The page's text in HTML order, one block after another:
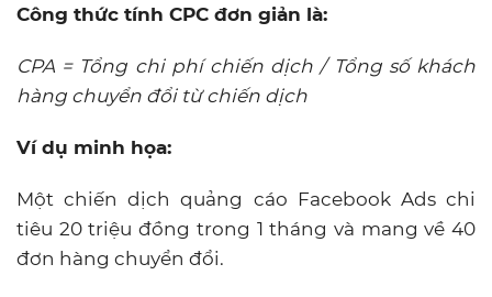
Công thức tính CPC đơn giản là:
CPA = Tổng chi phí chiến dịch / Tổng số khách
hàng chuyển đổi từ chiến dịch
Ví dụ minh họa:
Một chiến dịch quảng cáo Facebook Ads chi
tiêu 20 triệu đồng trong 1 tháng và mang về 40
đơn hàng chuyển đổi.